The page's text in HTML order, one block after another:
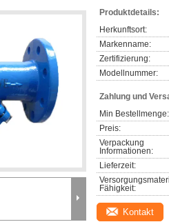
Produktdetails:
Herkunftsort:
Markenname:
Zertifizierung:
Modellnummer:
Zahlung und
Min Bestellmenge:
Preis:
Verpackung
Informationen:
Lieferzeit:
Fähigkeit:
Kontakt